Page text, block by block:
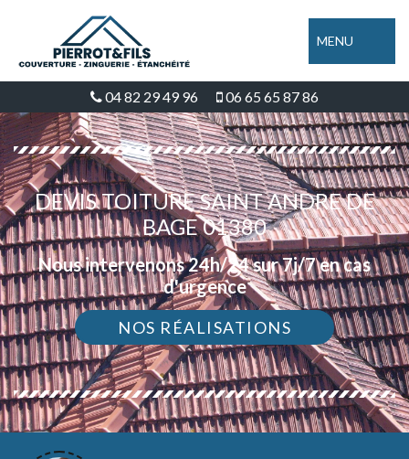
MENU
04 82 29 49 96 06 65 65 87 86
DEVIS TOITURE SAINT ANDRE DE
BAGE 01380
Nous intervenons 24h/24 sur 7j/7 en cas
d'urgence
NOS RÉALISATIONS